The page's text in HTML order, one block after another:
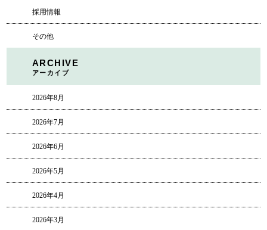
採用情報
その他
ARCHIVE
アーカイブ
2026年8月
2026年7月
2026年6月
2026年5月
2026年4月
2026年3月